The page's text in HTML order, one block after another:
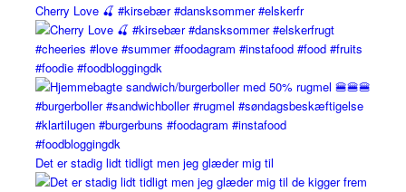
Cherry Love 🍒 #kirsebær #dansksommer #elskerfr
Det er stadig lidt tidligt men jeg glæder mig til